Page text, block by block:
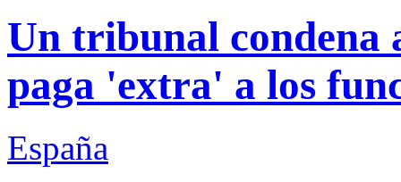
Un tribunal
paga 'extra' a los
España